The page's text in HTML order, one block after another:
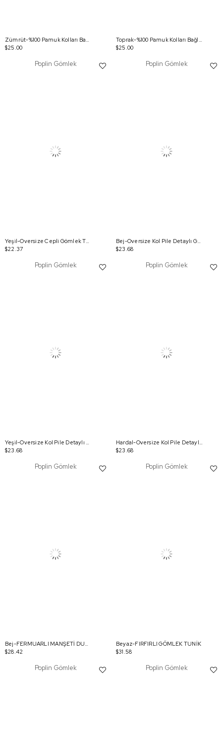
Zümrüt-%100 Pamuk Kolları Bağlama Detaylı Gömlek
$25.00
Toprak-%100 Pamuk Kolları Bağlama Detaylı Gömlek
$25.00
Poplin Gömlek
Yeşil-Oversize Cepli Gömlek Tunik
$22.37
Poplin Gömlek
Bej-Oversize Kol Pile Detaylı Gömlek Tunik
$23.68
Poplin Gömlek
Yeşil-Oversize Kol Pile Detaylı Gömlek Tunik
$23.68
Poplin Gömlek
Hardal-Oversize Kol Pile Detaylı Gömlek Tunik
$23.68
Poplin Gömlek
Bej-FERMUARLI MANŞETİ DUBLELİ GÖMLEK TUNİK
$28.42
Poplin Gömlek
Beyaz-FIRFIRLI GÖMLEK TUNİK
$31.58
Poplin Gömlek Poplin Gömlek